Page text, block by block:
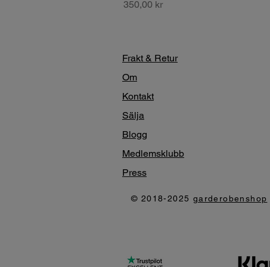
Pris
350,00 kr
© 2018-2025 garderobenshop
Frakt & Retur
Om
Kontakt
Sälja
Blogg
Medlemsklubb
Press